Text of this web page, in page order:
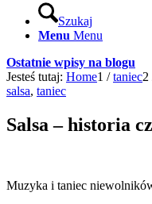
Szukaj
Menu Menu
Ostatnie wpisy na blogu
Jesteś tutaj: Home1 / taniec2
salsa, taniec
Salsa – historia
Muzyka i taniec